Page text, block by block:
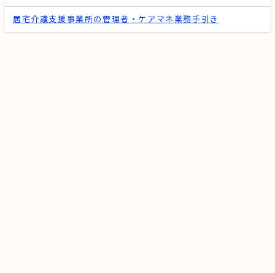
居宅介護支援事業所の管理者・ケアマネ業務手引き